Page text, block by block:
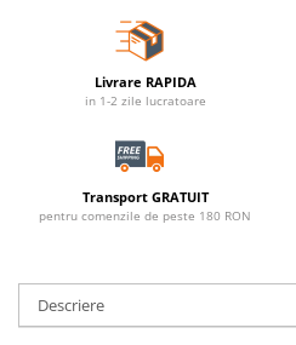
Livrare RAPIDA
in 1-2 zile lucratoare
Transport GRATUIT
pentru comenzile de peste 180 RON
Descriere